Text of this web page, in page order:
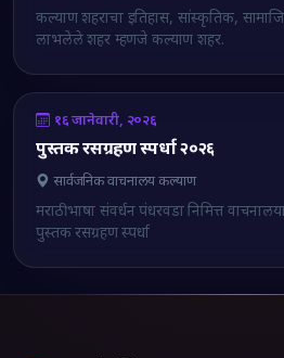
कल्याण शहराचा इतिहास, सांस्कृतिक,
लाभलेले शहर म्हणजे कल्याण शहर.
१६ जानेवारी, २०२६
पुस्तक रसग्रहण स्पर्धा २०२६
सार्वजनिक वाचनालय कल्याण
मराठी भाषा संवर्धन पंधरवडा निमित्त
पुस्तक रसग्रहण स्पर्धा